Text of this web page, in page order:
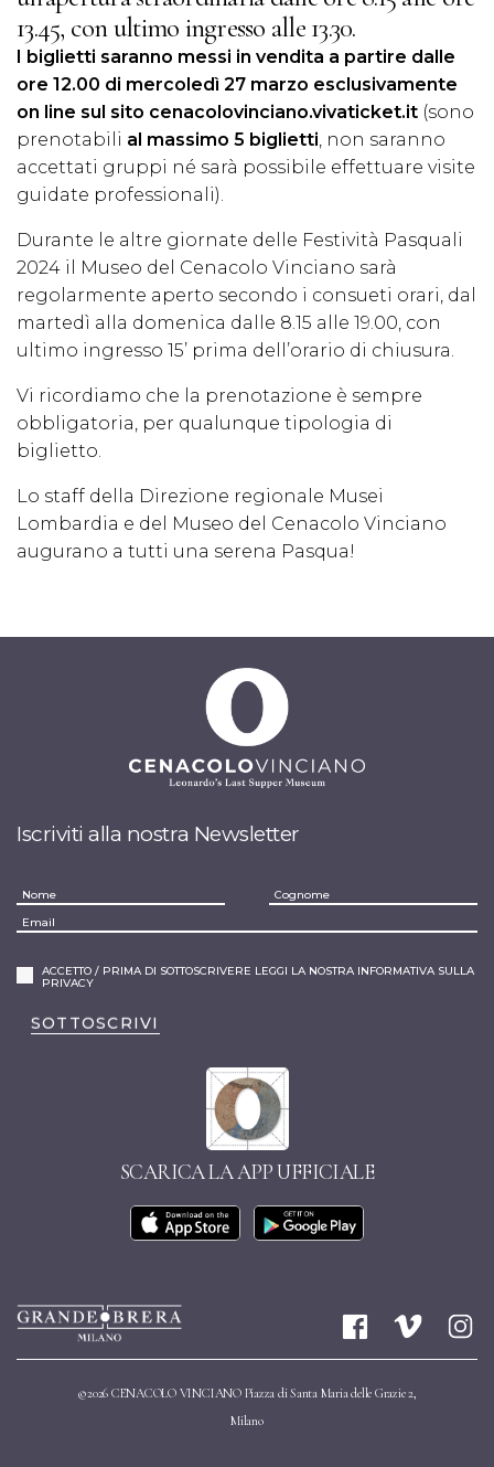
13.45, con ultimo ingresso alle 13.30.
I biglietti saranno messi in vendita a partire dalle
ore 12.00 di mercoledì 27 marzo esclusivamente
on line sul sito cenacolovinciano.vivaticket.it (sono
prenotabili al massimo 5 biglietti, non saranno
accettati gruppi né sarà possibile effettuare visite
guidate professionali).
Durante le altre giornate delle Festività Pasquali
2024 il Museo del Cenacolo Vinciano sarà
regolarmente aperto secondo i consueti orari, dal
martedì alla domenica dalle 8.15 alle 19.00, con
ultimo ingresso 15’ prima dell’orario di chiusura.
Vi ricordiamo che la prenotazione è sempre
obbligatoria, per qualunque tipologia di
biglietto.
Lo staff della Direzione regionale Musei
Lombardia e del Museo del Cenacolo Vinciano
augurano a tutti una serena Pasqua!
Iscriviti alla nostra Newsletter
ACCETTO / PRIMA DI SOTTOSCRIVERE LEGGI LA NOSTRA INFORMATIVA SULLA
PRIVACY
SOTTOSCRIVI
SCARICA LA APP UFFICIALE
©2026 CENACOLO VINCIANO Piazza di Santa Maria delle Grazie 2,
Milano